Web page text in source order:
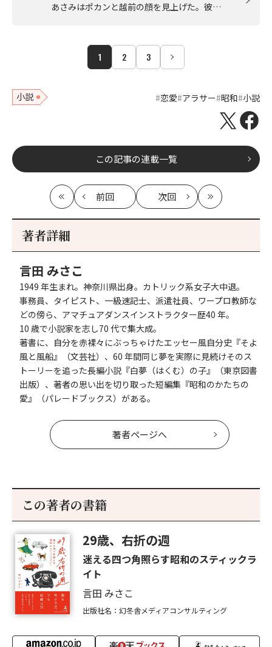
あさみはポカンと越前の顔を見上げた。彼…
1 2 3
小説 恋愛 アラサー 昭和 小説
この記事の連載一覧
最
初
前回
記
次回
記
最
新
著者詳細
言田 みさこ
1949 年生まれ。神奈川県出身。カトリック系女子大中退。
事務員、タイピスト、一級速記士、派遣社員、ワープロ教師な
どの傍ら、アマチュアダンスインストラクター歴40 年。
10 歳で小説家を志し70 代で集大成。
著書に、自分を赤裸々にぶっちゃけたエッセー風自分史『そよ
風と風船』（文芸社）、60 年間同じ夢を実際に見続けそのス
トーリーを追った長編小説『白夢（はくむ）の子』（東京図書
出版）、著者の思い出を切り取った短編集『昭和のかたちの
愛』（パレードブックス）がある。
著者ページへ
この著者の書籍
29歳、右折の週
迷える四つ角照らす昭和のスティックラ
イト
言田 みさこ
出版社名：幻冬舎メディアコンサルティング